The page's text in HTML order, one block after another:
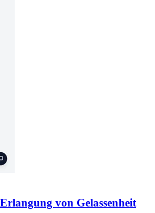
von Gelassenheit